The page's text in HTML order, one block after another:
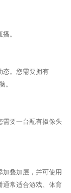
。
态。您需要拥有
。
需要一台配有摄像头
叠加层，并可使用
通常适合游戏、体育